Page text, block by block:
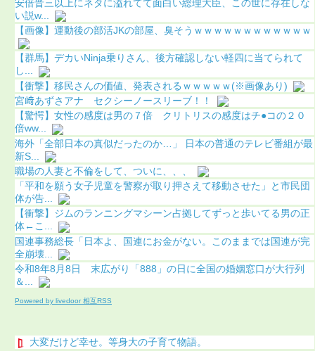
安倍晋三以上にネタに溢れてて面白い総理大臣、この世に存在しな
い説w...
【画像】運動後の部活JKの部屋、臭そうｗｗｗｗｗｗｗｗｗｗｗｗ
【群馬】デカいNinja乗りさん、後方確認しない軽四に当てられて
し...
【衝撃】移民さんの価値、発表されるｗｗｗｗｗ(※画像あり)
宮﨑あずさアナ セクシーノースリーブ！！
【驚愕】女性の感度は男の７倍 クリトリスの感度はチ●コの２０
倍ww...
海外「全部日本の真似だったのか…」 日本の普通のテレビ番組が最
新S...
職場の人妻と不倫をして、ついに、、、
「平和を願う女子児童を警察が取り押さえて移動させた」と市民団
体が告...
【衝撃】ジムのランニングマシーン占拠してずっと歩いてる男の正
体←こ...
国連事務総長「日本よ、国連にお金がない。このままでは国連が完
全崩壊...
令和8年8月8日 末広がり「888」の日に全国の婚姻窓口が大行列
＆...
Powered by livedoor 相互RSS
大変だけど幸せ。等身大の子育て物語。